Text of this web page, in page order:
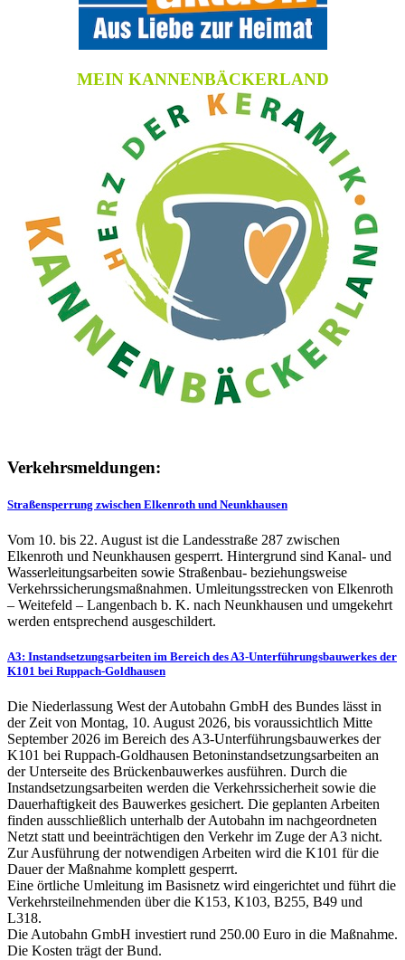
MEIN KANNENBÄCKERLAND
Verkehrsmeldungen:
Straßensperrung zwischen Elkenroth und Neunkhausen
Vom 10. bis 22. August ist die Landesstraße 287 zwischen
Elkenroth und Neunkhausen gesperrt. Hintergrund sind Kanal- und
Wasserleitungsarbeiten sowie Straßenbau- beziehungsweise
Verkehrssicherungsmaßnahmen. Umleitungsstrecken von Elkenroth
– Weitefeld – Langenbach b. K. nach Neunkhausen und umgekehrt
werden entsprechend ausgeschildert.
A3: Instandsetzungsarbeiten im Bereich des A3-Unterführungsbauwerkes der
K101 bei Ruppach-Goldhausen
Die Niederlassung West der Autobahn GmbH des Bundes lässt in
der Zeit von Montag, 10. August 2026, bis voraussichtlich Mitte
September 2026 im Bereich des A3-Unterführungsbauwerkes der
K101 bei Ruppach-Goldhausen Betoninstandsetzungsarbeiten an
der Unterseite des Brückenbauwerkes ausführen. Durch die
Instandsetzungsarbeiten werden die Verkehrssicherheit sowie die
Dauerhaftigkeit des Bauwerkes gesichert. Die geplanten Arbeiten
finden ausschließlich unterhalb der Autobahn im nachgeordneten
Netzt statt und beeinträchtigen den Verkehr im Zuge der A3 nicht.
Zur Ausführung der notwendigen Arbeiten wird die K101 für die
Dauer der Maßnahme komplett gesperrt.
Eine örtliche Umleitung im Basisnetz wird eingerichtet und führt die
Verkehrsteilnehmenden über die K153, K103, B255, B49 und
L318.
Die Autobahn GmbH investiert rund 250.00 Euro in die Maßnahme.
Die Kosten trägt der Bund.